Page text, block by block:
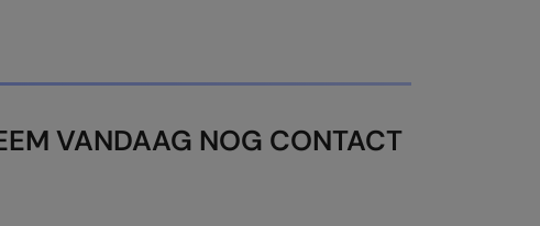
VANDAAG NOG CONTACT